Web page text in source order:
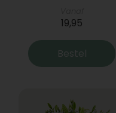
19,95
Bestel